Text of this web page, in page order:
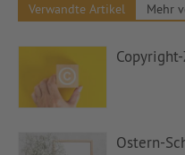
Verwandte Artikel Mehr
Ostern-